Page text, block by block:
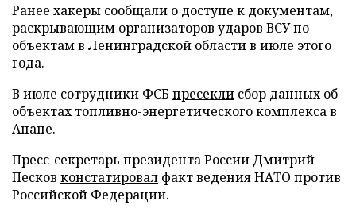
Ранее хакеры сообщали о доступе к документам,
раскрывающим организаторов ударов ВСУ по
объектам в Ленинградской области в июле этого
года.
В июле сотрудники ФСБ пресекли сбор данных об
объектах топливно-энергетического комплекса в
Анапе.
Пресс-секретарь президента России Дмитрий
Песков констатировал факт ведения НАТО против
Российской Федерации.